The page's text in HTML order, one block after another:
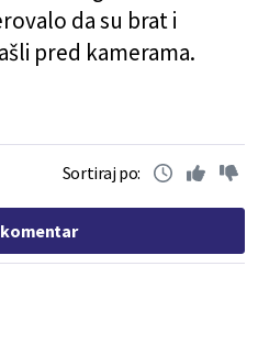
da su brat i
pred kamerama.
Sortiraj po: